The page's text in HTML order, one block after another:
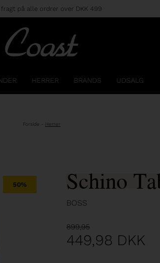
fragt på alle ordrer over DKK 499
HERRER BRANDS UDSALG
Forside - Herrer
50% Schino
BOSS
899,95
449,98 DKK